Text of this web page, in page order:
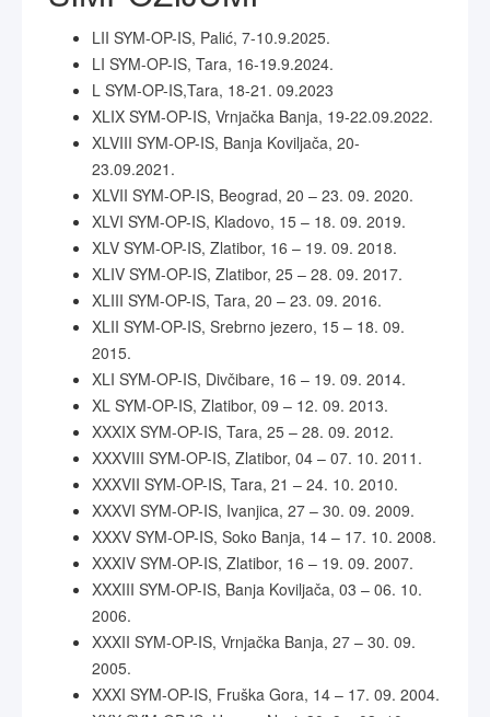
LII SYM-OP-IS, Palić, 7-10.9.2025.
LI SYM-OP-IS, Tara, 16-19.9.2024.
L SYM-OP-IS,Tara, 18-21. 09.2023
XLIX SYM-OP-IS, Vrnjačka Banja, 19-22.09.2022.
XLVIII SYM-OP-IS, Banja Koviljača, 20-
23.09.2021.
XLVII SYM-OP-IS, Beograd, 20 – 23. 09. 2020.
XLVI SYM-OP-IS, Kladovo, 15 – 18. 09. 2019.
XLV SYM-OP-IS, Zlatibor, 16 – 19. 09. 2018.
XLIV SYM-OP-IS, Zlatibor, 25 – 28. 09. 2017.
XLIII SYM-OP-IS, Tara, 20 – 23. 09. 2016.
XLII SYM-OP-IS, Srebrno jezero, 15 – 18. 09.
2015.
XLI SYM-OP-IS, Divčibare, 16 – 19. 09. 2014.
XL SYM-OP-IS, Zlatibor, 09 – 12. 09. 2013.
XXXIX SYM-OP-IS, Tara, 25 – 28. 09. 2012.
XXXVIII SYM-OP-IS, Zlatibor, 04 – 07. 10. 2011.
XXXVII SYM-OP-IS, Tara, 21 – 24. 10. 2010.
XXXVI SYM-OP-IS, Ivanjica, 27 – 30. 09. 2009.
XXXV SYM-OP-IS, Soko Banja, 14 – 17. 10. 2008.
XXXIV SYM-OP-IS, Zlatibor, 16 – 19. 09. 2007.
XXXIII SYM-OP-IS, Banja Koviljača, 03 – 06. 10.
2006.
XXXII SYM-OP-IS, Vrnjačka Banja, 27 – 30. 09.
2005.
XXXI SYM-OP-IS, Fruška Gora, 14 – 17. 09. 2004.